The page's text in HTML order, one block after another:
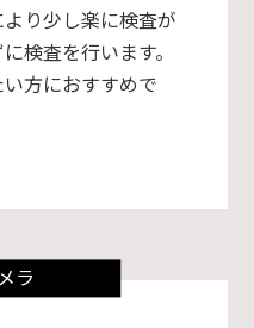
り少し楽に検査が
検査を行います。
方におすすめで
ラ